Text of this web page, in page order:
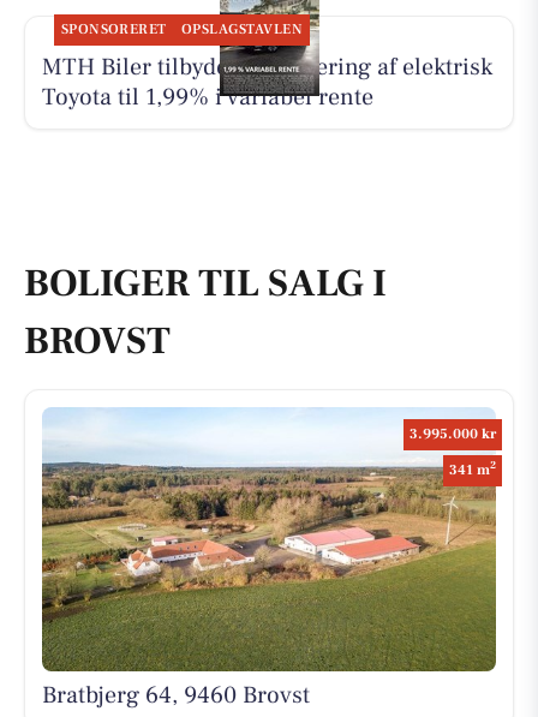
SPONSORERET OPSLAGSTAVLEN
MTH Biler tilbyder finansiering af elektrisk
Toyota til 1,99% i variabel rente
BOLIGER TIL SALG I
BROVST
3.995.000 kr
341 m2
Bratbjerg 64, 9460 Brovst